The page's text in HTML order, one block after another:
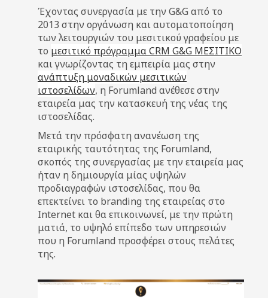
Έχοντας συνεργασία με την G&G από το
2013 στην οργάνωση και αυτοματοποίηση
των λειτουργιών του μεσιτικού γραφείου με
το μεσιτικό πρόγραμμα CRM G&G ΜΕΣΙΤΙΚΟ
και γνωρίζοντας τη εμπειρία μας στην
ανάπτυξη μοναδικών μεσιτικών
ιστοσελίδων, η Forumland ανέθεσε στην
εταιρεία μας την κατασκευή της νέας της
ιστοσελίδας.
Μετά την πρόσφατη ανανέωση της
εταιρικής ταυτότητας της Forumland,
σκοπός της συνεργασίας με την εταιρεία μας
ήταν η δημιουργία μίας υψηλών
προδιαγραφών ιστοσελίδας, που θα
επεκτείνει το branding της εταιρείας στο
Internet και θα επικοινωνεί, με την πρώτη
ματιά, το υψηλό επίπεδο των υπηρεσιών
που η Forumland προσφέρει στους πελάτες
της.